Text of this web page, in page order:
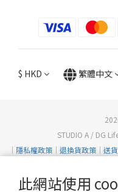
此網站使用
$ HKD 繁體中文
STUDIO A / DG
｜ 隱私權政策 ｜ 退換貨政策 ｜ 送